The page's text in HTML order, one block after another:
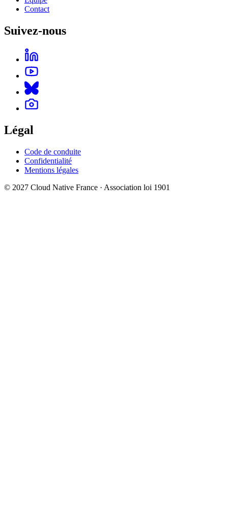
Contact
Suivez-nous
Légal
Code de conduite
Confidentialité
Mentions légales
© 2027 Cloud Native France · Association loi 1901